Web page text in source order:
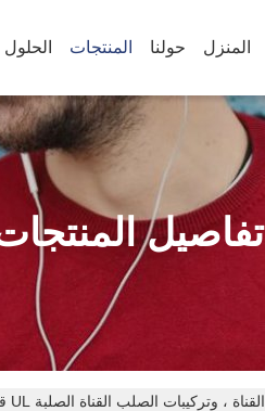
المنزل حولنا المنتجات الحلول
تفاصيل